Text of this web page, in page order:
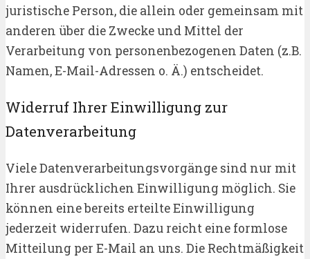
juristische Person, die allein oder gemeinsam mit
anderen über die Zwecke und Mittel der
Verarbeitung von personenbezogenen Daten (z.B.
Namen, E-Mail-Adressen o. Ä.) entscheidet.
Widerruf Ihrer Einwilligung zur
Datenverarbeitung
Viele Datenverarbeitungsvorgänge sind nur mit
Ihrer ausdrücklichen Einwilligung möglich. Sie
können eine bereits erteilte Einwilligung
jederzeit widerrufen. Dazu reicht eine formlose
Mitteilung per E-Mail an uns. Die Rechtmäßigkeit